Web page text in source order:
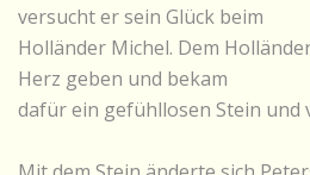
versucht er sein Glück beim
Holländer Michel. Dem
Herz geben und bekam
dafür ein gefühllosen Stein und